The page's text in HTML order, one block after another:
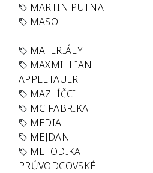
MARTIN PUTNA
MASO
MATERIÁLY
MAXMILLIAN
APPELTAUER
MAZLÍČCI
MC FABRIKA
MEDIA
MEJDAN
METODIKA
PRŮVODCOVSKÉ